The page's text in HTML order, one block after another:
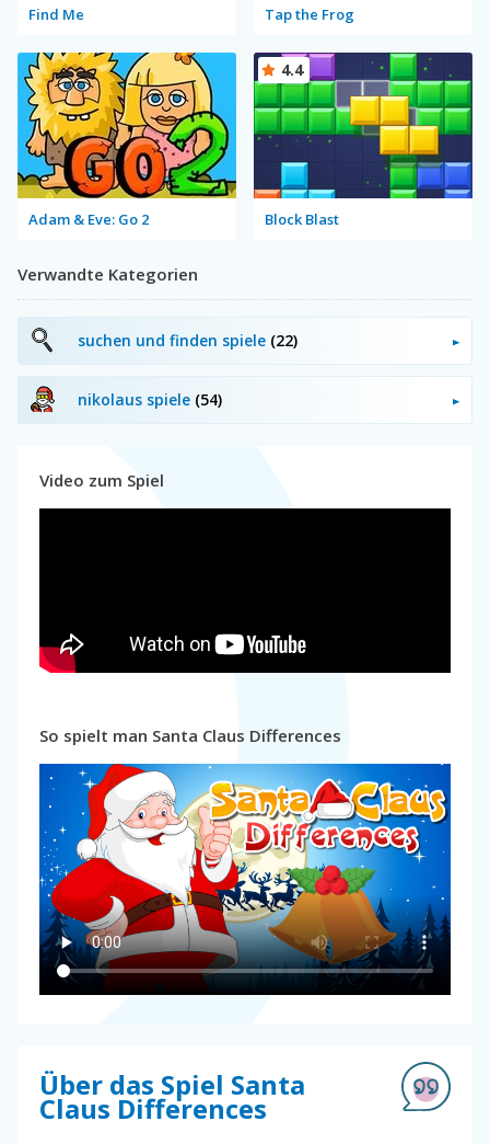
Find Me Tap the Frog
Adam & Eve: Go 2 Block Blast
4.4
Verwandte Kategorien
suchen und finden spiele (22)
nikolaus spiele (54)
Video zum Spiel
So spielt man Santa Claus Differences
Über das Spiel Santa
Claus Differences